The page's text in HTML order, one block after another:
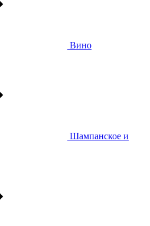
Вино
Шампанское и